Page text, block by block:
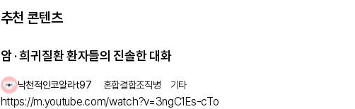
추천 콘텐츠
암 · 희귀질환 환자들의 진솔한 대화
낙천적인코알라t97 혼합결합조직병 기타
https://m.youtube.com/watch?v=3ngC1Es-cTo